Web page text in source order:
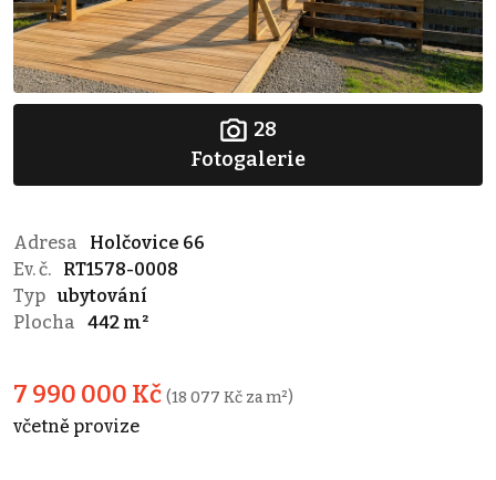
28
Fotogalerie
Adresa
Holčovice 66
Ev. č.
RT1578-0008
Typ ubytování
Plocha
442 m²
7 990 000 Kč (18 077 Kč za m²)
včetně provize